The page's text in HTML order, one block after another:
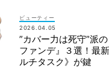
ビューティー
2026.04.05
”カバー力は死守”派
ファンデ』３選！最
ルチタスク》が鍵